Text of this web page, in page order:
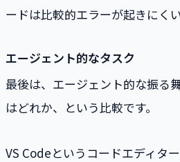
ードは比較的エラーが起きにく
エージェント的なタスク
最後は、エージェント的な振る
はどれか、という比較です。
VS Codeというコードエディタ